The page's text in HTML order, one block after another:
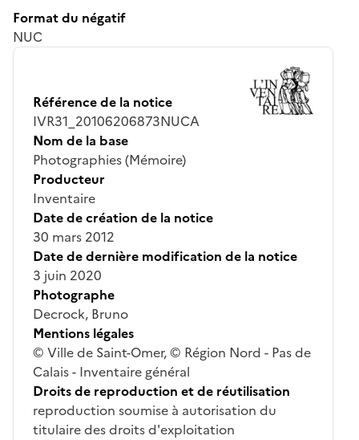
Format du négatif
NUC
Référence de la notice
IVR31_20106206873NUCA
Nom de la base
Photographies (Mémoire)
Producteur
Inventaire
Date de création de la notice
30 mars 2012
Date de dernière modification de la notice
3 juin 2020
Photographe
Decrock, Bruno
Mentions légales
© Ville de Saint-Omer, © Région Nord - Pas de
Calais - Inventaire général
Droits de reproduction et de réutilisation
reproduction soumise à autorisation du
titulaire des droits d'exploitation